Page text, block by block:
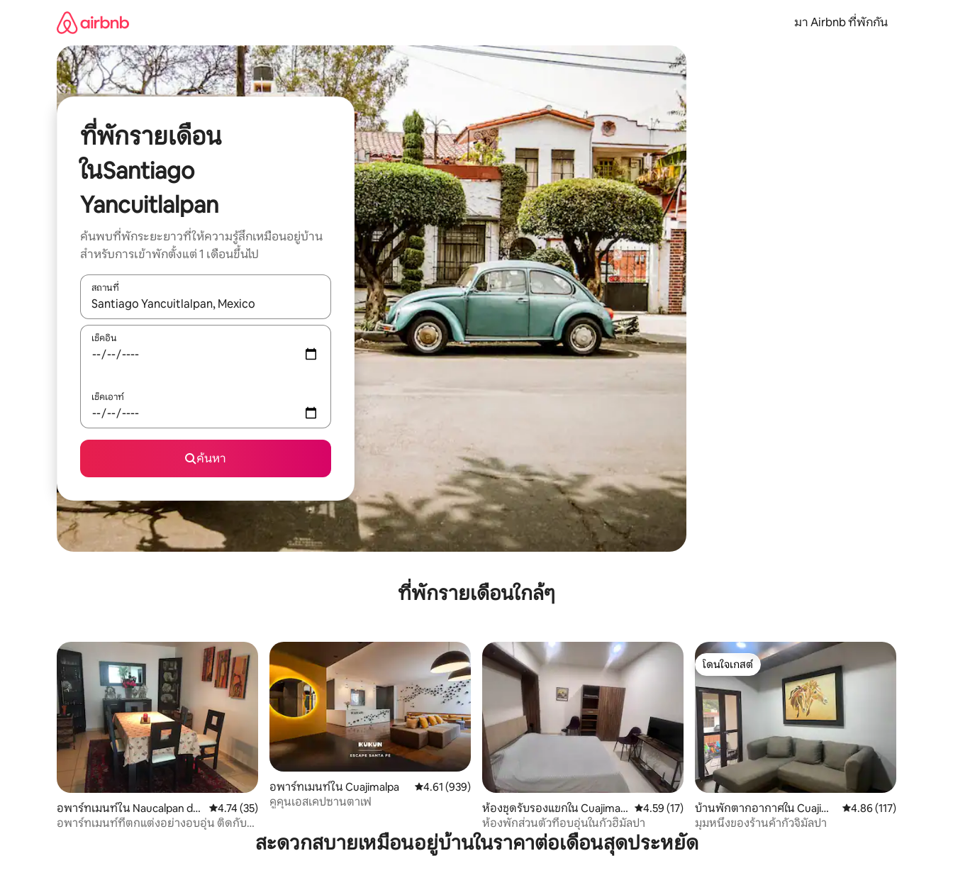
มา Airbnb ที่พักกัน
ที่พักรายเดือน
ในSantiago
Yancuitlalpan
ค้นพบที่พักระยะยาวที่ให้ความรู้สึกเหมือนอยู่บ้าน
สำหรับการเข้าพักตั้งแต่ 1 เดือนขึ้นไป
สถานที่
ใช้ลูกศรขึ้นลง หรือใช้การสัมผัสหรือปัด เพื่อสำรวจผลการค้นหา
เช็คอิน
เช็คเอาท์
ค้นหา
ที่พักรายเดือนใกล้ๆ
อพาร์ทเมนท์ใน Naucalpan de
Juárez
คะแนนเฉลี่ย 4.74 จาก 5, 35 รีวิว
4.74 (35)
อพาร์ทเมนท์ที่ตกแต่งอย่างอบอุ่น ติดกับ
อพาร์ทเมนท์ใน Cuajimalpa คะแนนเฉลี่ย 4.61 จาก 5, 939 รีวิว
4.61 (939)
คูคุนเอสเคปซานตาเฟ
ห้องชุดรับรองแขกใน Cuajimalp
a
คะแนนเฉลี่ย 4.59 จาก 5, 17 รีวิว
4.59 (17)
ห้องพักส่วนตัวที่อบอุ่นในกัวฮิมัลปา
โดนใจเกสต์
โดนใจเกสต์
บ้านพักตากอากาศใน Cuajima
lpa
คะแนนเฉลี่ย 4.86 จาก
4.86 (117)
มุมหนึ่งของร้านค้ากัวจิมัลปา
สะดวกสบายเหมือนอยู่บ้านในราคาต่อเดือนสุดประหยัด